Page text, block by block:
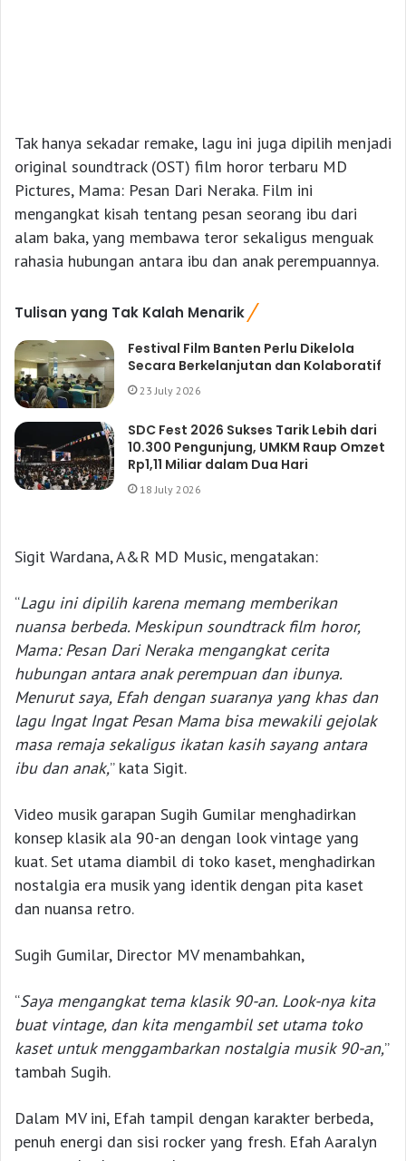
Tak hanya sekadar remake, lagu ini juga dipilih menjadi
original soundtrack (OST) film horor terbaru MD
Pictures, Mama: Pesan Dari Neraka. Film ini
mengangkat kisah tentang pesan seorang ibu dari
alam baka, yang membawa teror sekaligus menguak
rahasia hubungan antara ibu dan anak perempuannya.
Tulisan yang Tak Kalah Menarik
Festival Film Banten Perlu Dikelola
Secara Berkelanjutan dan Kolaboratif
23 July 2026
SDC Fest 2026 Sukses Tarik Lebih dari
10.300 Pengunjung, UMKM Raup Omzet
Rp1,11 Miliar dalam Dua Hari
18 July 2026
Sigit Wardana, A&R MD Music, mengatakan:
“Lagu ini dipilih karena memang memberikan
nuansa berbeda. Meskipun soundtrack film horor,
Mama: Pesan Dari Neraka mengangkat cerita
hubungan antara anak perempuan dan ibunya.
Menurut saya, Efah dengan suaranya yang khas dan
lagu Ingat Ingat Pesan Mama bisa mewakili gejolak
masa remaja sekaligus ikatan kasih sayang antara
ibu dan anak,” kata Sigit.
Video musik garapan Sugih Gumilar menghadirkan
konsep klasik ala 90-an dengan look vintage yang
kuat. Set utama diambil di toko kaset, menghadirkan
nostalgia era musik yang identik dengan pita kaset
dan nuansa retro.
Sugih Gumilar, Director MV menambahkan,
“Saya mengangkat tema klasik 90-an. Look-nya kita
buat vintage, dan kita mengambil set utama toko
kaset untuk menggambarkan nostalgia musik 90-an,”
tambah Sugih.
Dalam MV ini, Efah tampil dengan karakter berbeda,
penuh energi dan sisi rocker yang fresh. Efah Aaralyn